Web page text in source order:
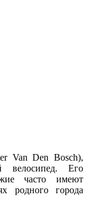
Van Den Bosch),
велосипед. Его
часто имеют
родного города